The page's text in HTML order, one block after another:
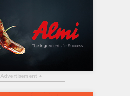
Advertisement ▴